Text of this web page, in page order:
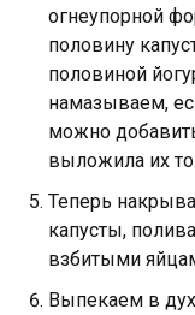
огнеупорной
половину
половиной
намазываем,
можно
выложила их
Теперь
капусты,
взбитыми
Выпекаем в